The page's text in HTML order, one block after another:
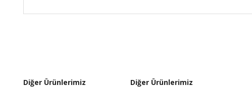
Diğer Ürünlerimiz Diğer Ürünlerimiz